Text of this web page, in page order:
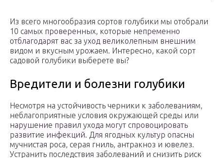
Из всего многообразия сортов голубики мы отобрали
10 самых проверенных, которые непременно
отблагодарят вас за уход великолепным внешним
видом и вкусным урожаем. Интересно, какой сорт
садовой голубики выберете вы?
Вредители и болезни голубики
Несмотря на устойчивость черники к заболеваниям,
неблагоприятные условия окружающей среды или
нарушение правил ухода могут спровоцировать
развитие инфекций. Для ягодных культур опасны
мучнистая роса, серая гниль, антракноз и ювелез.
Устранить последствия заболеваний и снизить риск